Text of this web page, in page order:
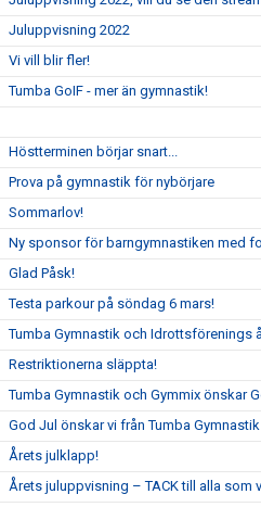
Juluppvisning 2022
Vi vill blir fler!
Tumba GoIF - mer än gymnastik!
Höstterminen börjar snart...
Prova på gymnastik för nybörjare
Sommarlov!
Ny sponsor för barngymnastiken med
Glad Påsk!
Testa parkour på söndag 6 mars!
Tumba Gymnastik och Idrottsförenings
Restriktionerna släppta!
Tumba Gymnastik och Gymmix önskar
God Jul önskar vi från Tumba
Årets julklapp!
Årets juluppvisning – TACK till alla som